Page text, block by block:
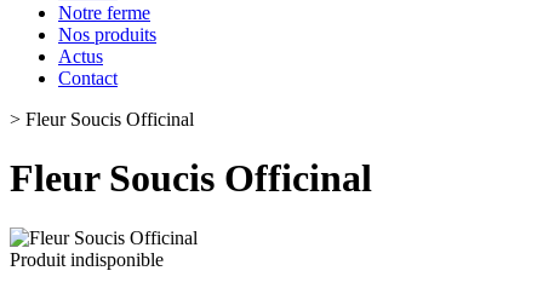
Notre ferme
Nos produits
Actus
Contact
> Fleur Soucis Officinal
Fleur Soucis Officinal
Produit indisponible